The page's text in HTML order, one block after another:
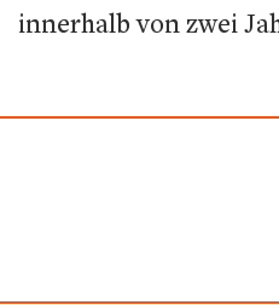
innerhalb von zwei